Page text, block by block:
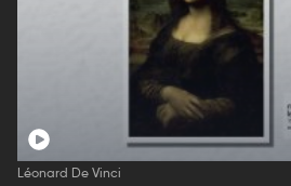
Léonard De Vinci